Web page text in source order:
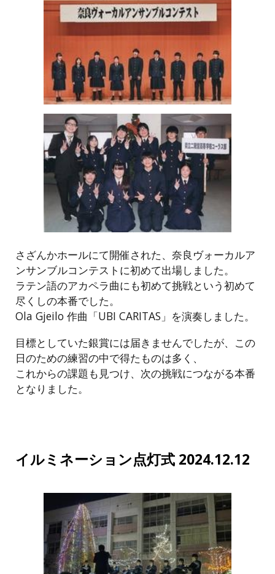
さざんかホールにて開催された、奈良ヴォーカルア
ンサンブルコンテストに初めて出場しました。
ラテン語のアカペラ曲にも初めて挑戦という初めて
尽くしの本番でした。
Ola Gjeilo 作曲「UBI CARITAS」を演奏しました。
目標としていた銀賞には届きませんでしたが、この
日のための練習の中で得たものは多く、
これからの課題も見つけ、次の挑戦につながる本番
となりました。
イルミネーション点灯式 2024.12.12